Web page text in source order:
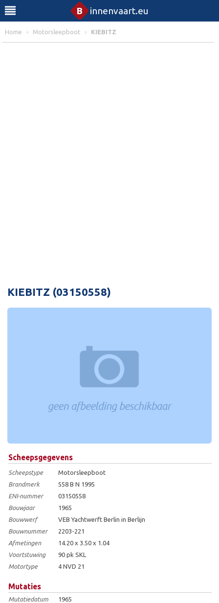
B innenvaart.eu
Home » Motorsleepboot » KIEBITZ
KIEBITZ (03150558)
Scheepsgegevens
Scheepstype
Motorsleepboot
Brandmerk
558 B N 1995
ENI-nummer
03150558
Bouwjaar
1965
Bouwwerf
VEB Yachtwerft Berlin in Berlijn
Bouwnummer
2203-221
Afmetingen
14.20 x 3.50 x 1.04
Voortstuwing
90 pk SKL
Motortype
4 NVD 21
Mutaties
Mutatiedatum
1965